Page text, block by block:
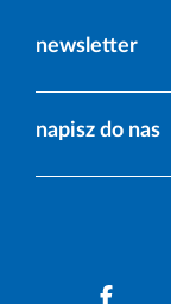
newsletter
napisz do nas